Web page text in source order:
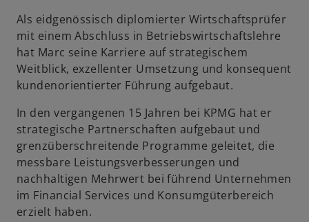
e
u
e
n
R
t
Als eidgenössisch diplomierter Wirtschaftsprüfer
mit einem Abschluss in Betriebswirtschaftslehre
hat Marc seine Karriere auf strategischem
Weitblick, exzellenter Umsetzung und konsequent
kundenorientierter Führung aufgebaut.
In den vergangenen 15 Jahren bei KPMG hat er
strategische Partnerschaften aufgebaut und
grenzüberschreitende Programme geleitet, die
messbare Leistungsverbesserungen und
nachhaltigen Mehrwert bei führend Unternehmen
im Financial Services und Konsumgüterbereich
erzielt haben.